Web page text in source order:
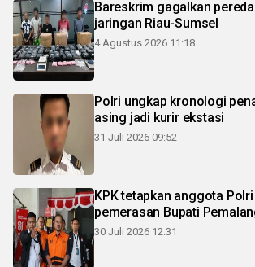
Bareskrim gagalkan
jaringan Riau-Sumsel
4 Agustus 2026 11:18
Polri ungkap kronologi
asing jadi kurir ekstasi
31 Juli 2026 09:52
KPK tetapkan anggota
pemerasan Bupati
30 Juli 2026 12:31